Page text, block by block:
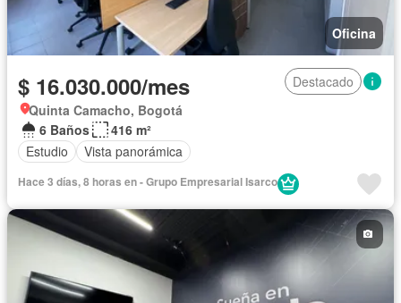
Oficina
$ 16.030.000/mes
Destacado
Quinta Camacho, Bogotá
6 Baños
416 m²
Estudio
Vista panorámica
Hace 3 días, 8 horas en - Grupo Empresarial Isarco